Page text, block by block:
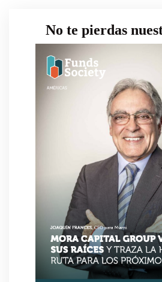
No te pierdas